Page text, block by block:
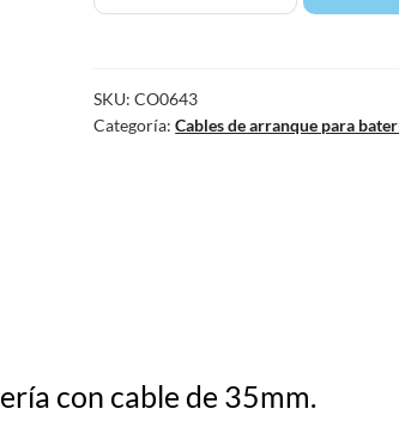
SKU:CO0643
Categoría:Cables de arranque para
con cable de 35mm.